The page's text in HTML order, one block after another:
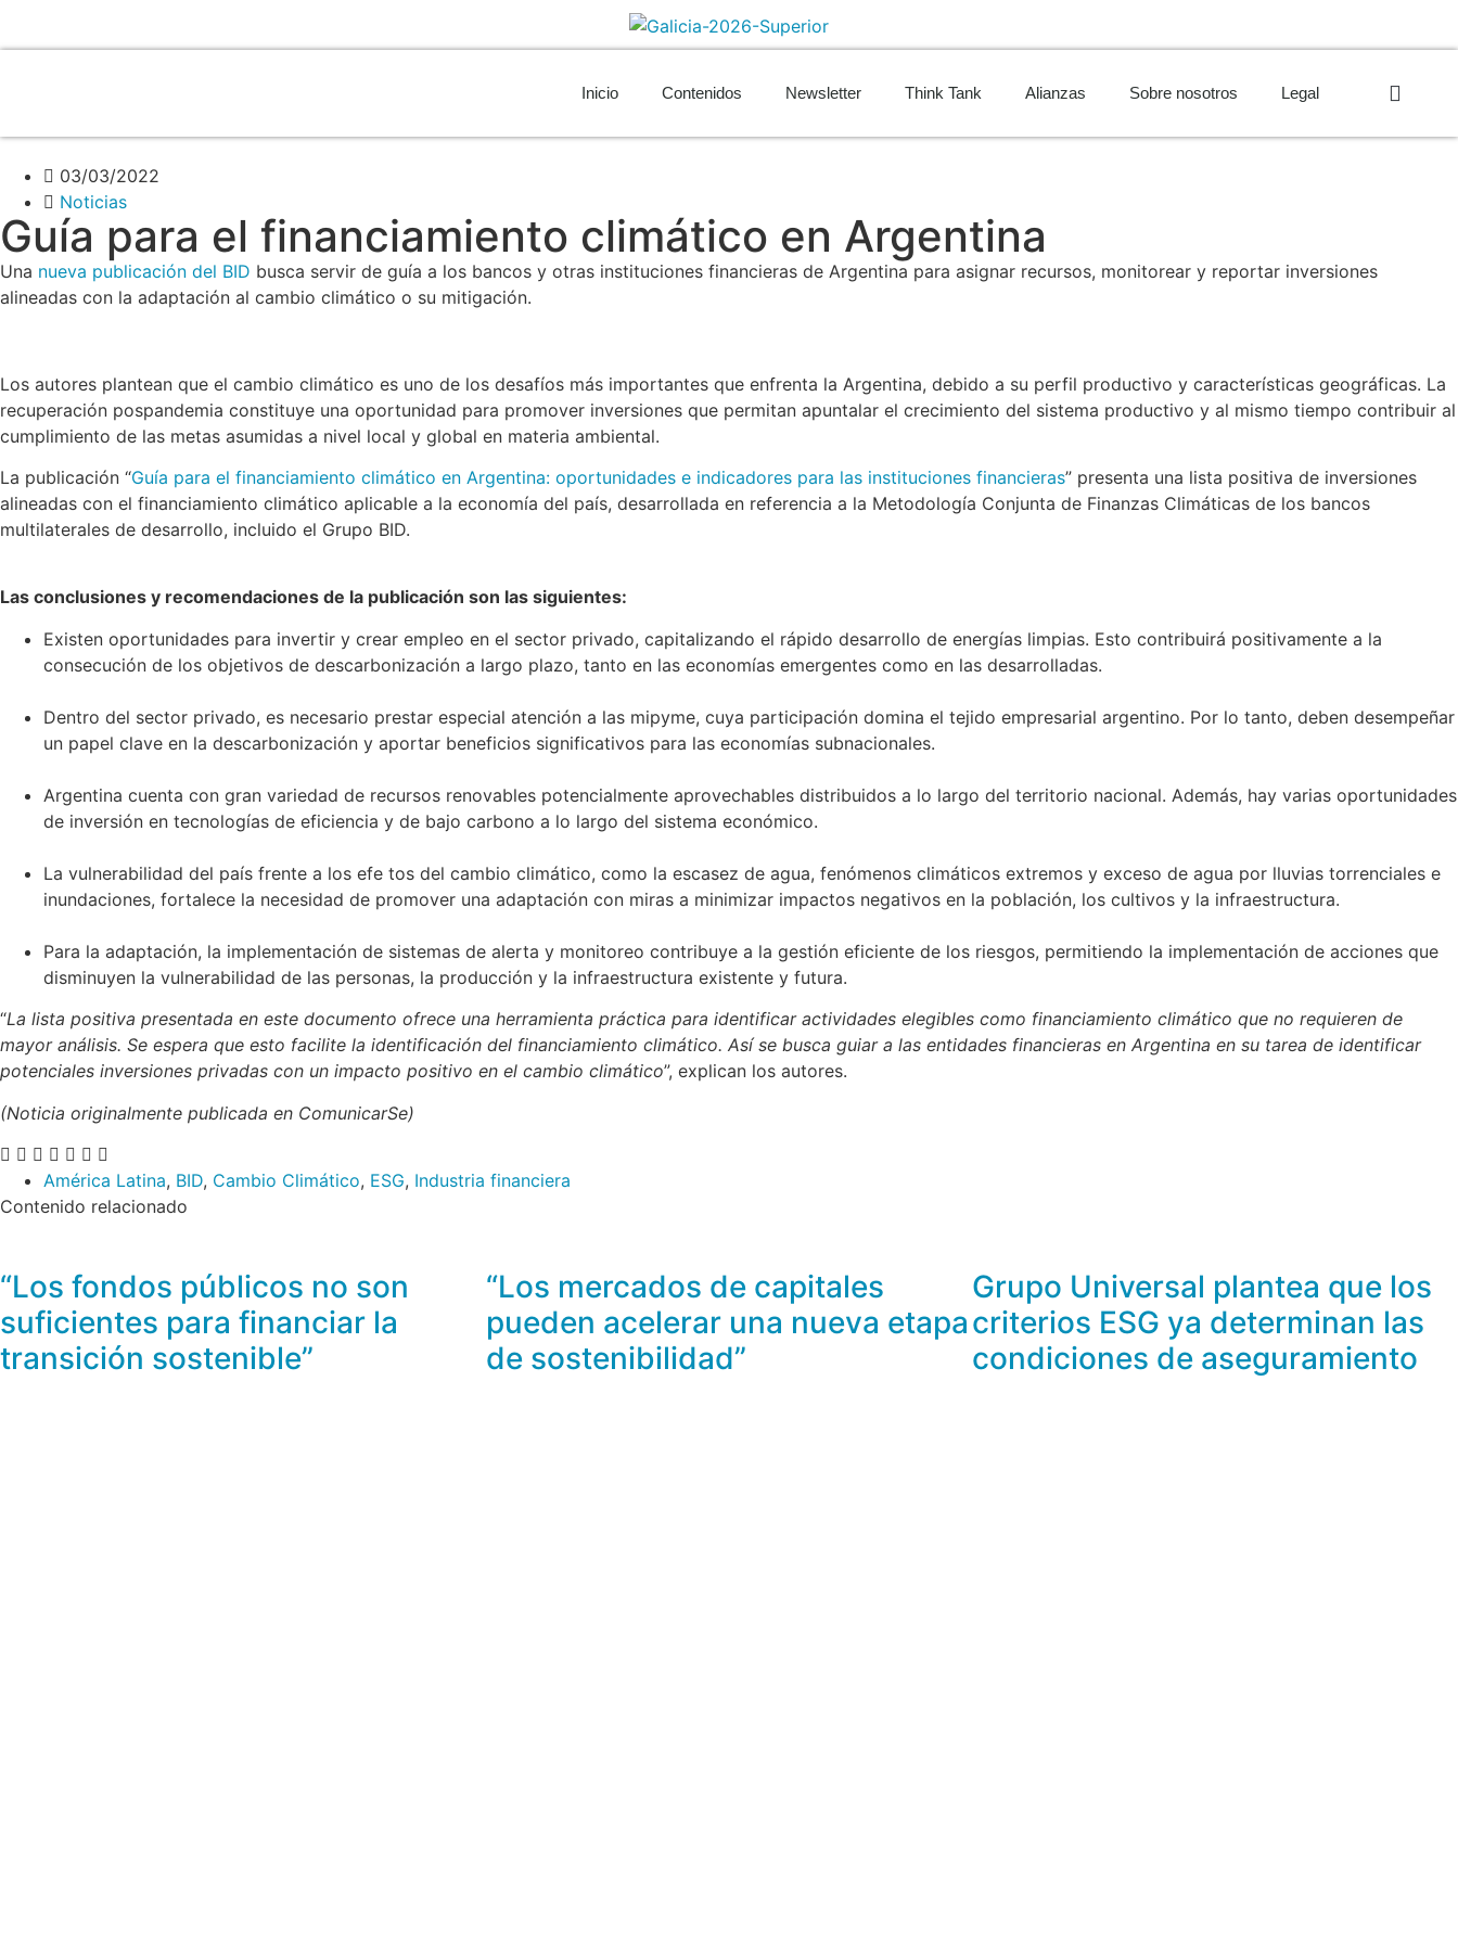
Inicio Contenidos Newsletter Think Tank Alianzas Sobre nosotros Legal
03/03/2022
Noticias
Guía para el financiamiento climático en Argentina
Una nueva publicación del BID busca servir de guía a los bancos y otras instituciones financieras de Argentina para asignar recursos, monitorear y reportar inversiones
alineadas con la adaptación al cambio climático o su mitigación.
Los autores plantean que el cambio climático es uno de los desafíos más importantes que enfrenta la Argentina, debido a su perfil productivo y características geográficas. La
recuperación pospandemia constituye una oportunidad para promover inversiones que permitan apuntalar el crecimiento del sistema productivo y al mismo tiempo contribuir al
cumplimiento de las metas asumidas a nivel local y global en materia ambiental.
La publicación “Guía para el financiamiento climático en Argentina: oportunidades e indicadores para las instituciones financieras” presenta una lista positiva de inversiones
alineadas con el financiamiento climático aplicable a la economía del país, desarrollada en referencia a la Metodología Conjunta de Finanzas Climáticas de los bancos
multilaterales de desarrollo, incluido el Grupo BID.
Las conclusiones y recomendaciones de la publicación son las siguientes:
Existen oportunidades para invertir y crear empleo en el sector privado, capitalizando el rápido desarrollo de energías limpias. Esto contribuirá positivamente a la
consecución de los objetivos de descarbonización a largo plazo, tanto en las economías emergentes como en las desarrolladas.
Dentro del sector privado, es necesario prestar especial atención a las mipyme, cuya participación domina el tejido empresarial argentino. Por lo tanto, deben desempeñar
un papel clave en la descarbonización y aportar beneficios significativos para las economías subnacionales.
Argentina cuenta con gran variedad de recursos renovables potencialmente aprovechables distribuidos a lo largo del territorio nacional. Además, hay varias oportunidades
de inversión en tecnologías de eficiencia y de bajo carbono a lo largo del sistema económico.
La vulnerabilidad del país frente a los efe tos del cambio climático, como la escasez de agua, fenómenos climáticos extremos y exceso de agua por lluvias torrenciales e
inundaciones, fortalece la necesidad de promover una adaptación con miras a minimizar impactos negativos en la población, los cultivos y la infraestructura.
Para la adaptación, la implementación de sistemas de alerta y monitoreo contribuye a la gestión eficiente de los riesgos, permitiendo la implementación de acciones que
disminuyen la vulnerabilidad de las personas, la producción y la infraestructura existente y futura.
“La lista positiva presentada en este documento ofrece una herramienta práctica para identificar actividades elegibles como financiamiento climático que no requieren de
mayor análisis. Se espera que esto facilite la identificación del financiamiento climático. Así se busca guiar a las entidades financieras en Argentina en su tarea de identificar
potenciales inversiones privadas con un impacto positivo en el cambio climático”, explican los autores.
(Noticia originalmente publicada en ComunicarSe)
América Latina, BID, Cambio Climático, ESG, Industria financiera
Contenido relacionado
“Los fondos públicos no son
suficientes para financiar la
transición sostenible”
“Los mercados de capitales
pueden acelerar una nueva etapa
de sostenibilidad”
Grupo Universal plantea que los
criterios ESG ya determinan las
condiciones de aseguramiento